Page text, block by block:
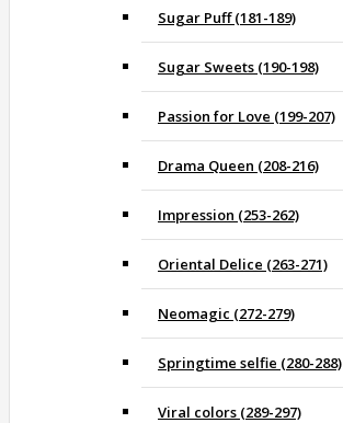
Sugar Puff (181-189)
Sugar Sweets (190-198)
Passion for Love (199-207)
Drama Queen (208-216)
Impression (253-262)
Oriental Delice (263-271)
Neomagic (272-279)
Springtime selfie (280-288)
Viral colors (289-297)